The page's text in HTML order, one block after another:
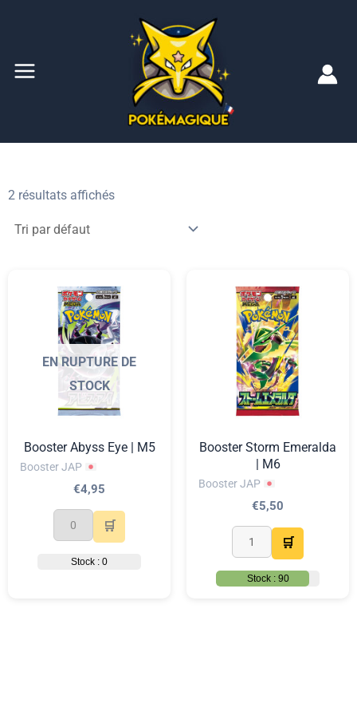
2 résultats affichés
EN RUPTURE DE
STOCK
Booster Abyss Eye | M5
Booster JAP
€4,95
🛒
Stock : 0
Booster Storm Emeralda
| M6
Booster JAP
€5,50
🛒
Stock : 90